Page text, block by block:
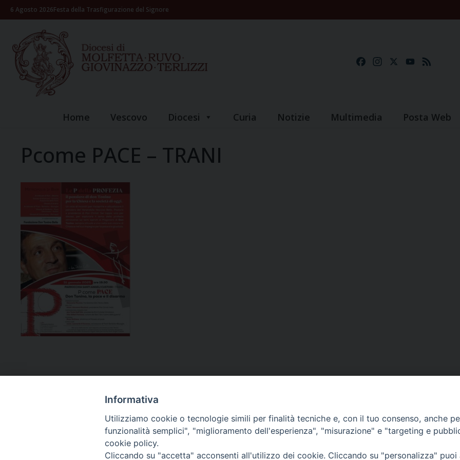
Skip6 Agosto 2026Festa della Trasfigurazione del Signore
FacebookInstagramYouTube
Home Vescovo Diocesi Curia Notizie Multimedia Posta Web
Pcome PACE – TRANI
Ufficio Comunicazioni sociali
Informativa
Utilizziamo cookie o tecnologie simili per finalità tecniche e, con il tuo consenso, anche
funzionalità semplici", "miglioramento dell'esperienza", "misurazione" e "targeting e
cookie policy.
Cliccando su "accetta" acconsenti all'utilizzo dei cookie. Cliccando su "personalizza"